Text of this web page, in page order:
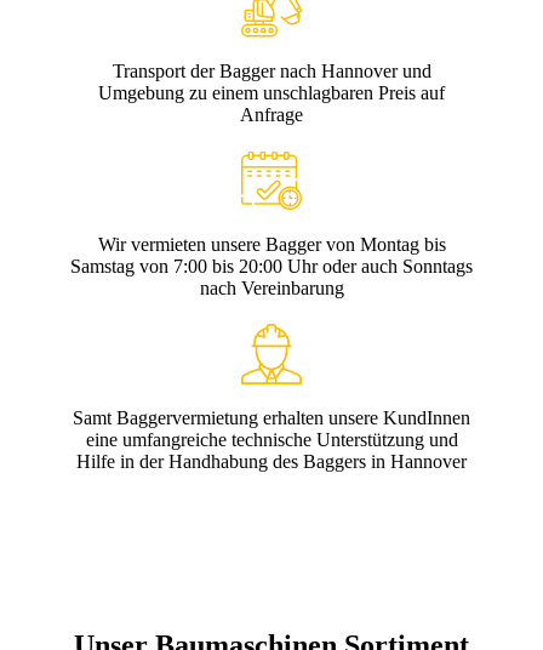
Transport der Bagger nach Hannover und
Umgebung zu einem unschlagbaren Preis auf
Anfrage
Wir vermieten unsere Bagger von Montag bis
Samstag von 7:00 bis 20:00 Uhr oder auch Sonntags
nach Vereinbarung
Samt Baggervermietung erhalten unsere KundInnen
eine umfangreiche technische Unterstützung und
Hilfe in der Handhabung des Baggers in Hannover